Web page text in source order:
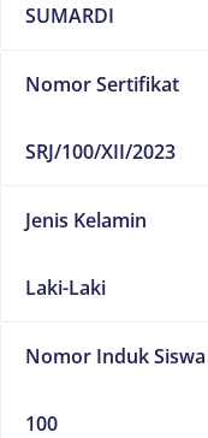
SUMARDI
Nomor Sertifikat
SRJ/100/XII/2023
Jenis Kelamin
Laki-Laki
Nomor Induk Siswa
100